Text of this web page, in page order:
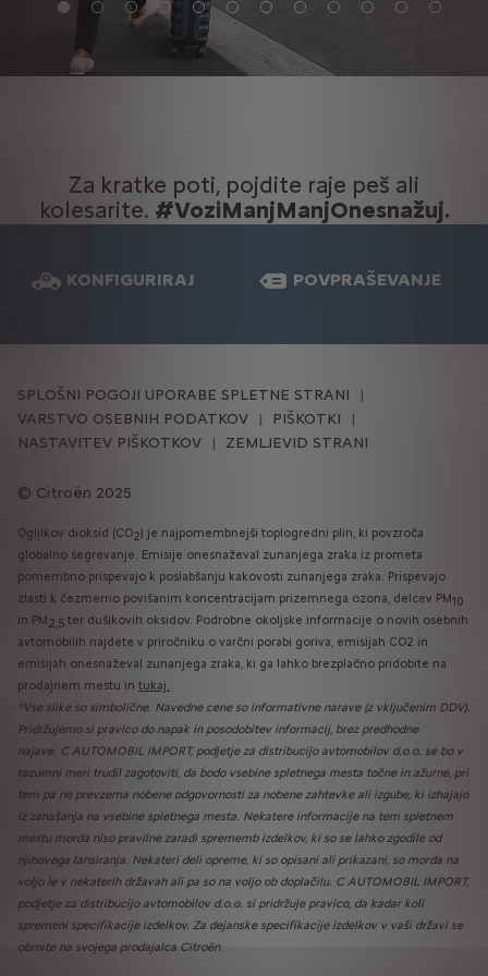
Za kratke poti, pojdite raje peš ali
kolesarite. #VoziManjManjOnesnažuj.
KONFIGURIRAJ POVPRAŠEVANJE
Citroën 2025
SPLOŠNI POGOJI UPORABE SPLETNE STRANI
VARSTVO OSEBNIH PODATKOV
PIŠKOTKI
NASTAVITEV PIŠKOTKOV
ZEMLJEVID STRANI
Ogljikov dioksid (CO2) je najpomembnejši toplogredni plin, ki povzroča
globalno segrevanje. Emisije onesnaževal zunanjega zraka iz prometa
pomembno prispevajo k poslabšanju kakovosti zunanjega zraka. Prispevajo
zlasti k čezmerno povišanim koncentracijam prizemnega ozona, delcev PM10
in PM2,5 ter dušikovih oksidov. Podrobne okoljske informacije o novih osebnih
avtomobilih najdete v priročniku o varčni porabi goriva, emisijah CO2 in
emisijah onesnaževal zunanjega zraka, ki ga lahko brezplačno pridobite na
prodajnem mestu in tukaj.
*Vse slike so simbolične. Navedne cene so informativne narave (z vključenim DDV).
Pridržujemo si pravico do napak in posodobitev informacij, brez predhodne
najave. C AUTOMOBIL IMPORT, podjetje za distribucijo avtomobilov d.o.o. se bo v
razumni meri trudil zagotoviti, da bodo vsebine spletnega mesta točne in ažurne, pri
tem pa ne prevzema nobene odgovornosti za nobene zahtevke ali izgube, ki izhajajo
iz zanašanja na vsebine spletnega mesta. Nekatere informacije na tem spletnem
mestu morda niso pravilne zaradi sprememb izdelkov, ki so se lahko zgodile od
njihovega lansiranja. Nekateri deli opreme, ki so opisani ali prikazani, so morda na
voljo le v nekaterih državah ali pa so na voljo ob doplačilu. C AUTOMOBIL IMPORT,
podjetje za distribucijo avtomobilov d.o.o. si pridržuje pravico, da kadar koli
spremeni specifikacije izdelkov. Za dejanske specifikacije izdelkov v vaši državi se
obrnite na svojega prodajalca Citroën.